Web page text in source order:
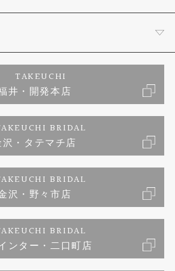
ペアリング
婚指輪 and 婚約指輪
約指輪 プロポーズプラン
TAKEUCHI
井・開発本店
BRIDAL
沢・タテマチ店
BRIDAL
沢・野々市店
BRIDAL
ンター・二口町店